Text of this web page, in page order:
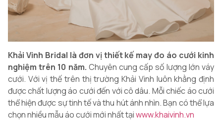
Khải Vinh Bridal là đơn vị thiết kế may đo áo cưới kinh
nghiệm trên 10 năm. Chuyên cung cấp số lượng lớn váy
cưới. Với vị thế trên thị trường Khải Vinh luôn khằng định
được chất lượng áo cưới đến với cô dâu. Mỗi chiếc áo cưới
thể hiện được sự tinh tế và thu hút ánh nhìn. Bạn có thể lựa
chọn nhiều mẫu áo cưới mới nhất tạiwww.khaivinh.vn